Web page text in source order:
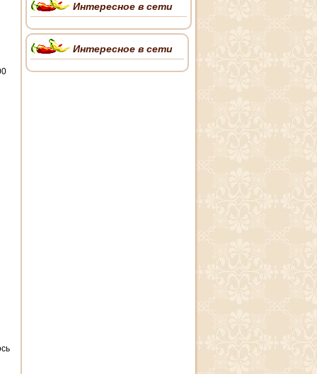
Интересное в сети
Интересное в сети